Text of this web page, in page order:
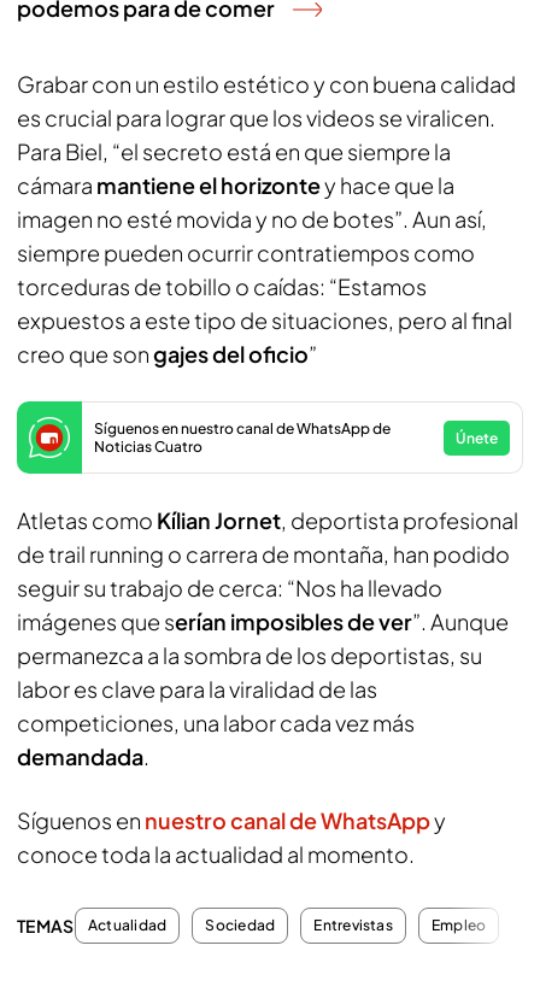
podemos para de comer
Grabar con un estilo estético y con buena calidad
es crucial para lograr que los videos se viralicen.
Para Biel, “el secreto está en que siempre la
cámara mantiene el horizontey hace que la
imagen no esté movida y no de botes”. Aun así,
siempre pueden ocurrir contratiempos como
torceduras de tobillo o caídas: “Estamos
expuestos a este tipo de situaciones, pero al final
creo que songajes del oficio”
Síguenos en nuestro canal de WhatsApp de
Noticias Cuatro
Únete
Atletas como Kílian Jornet, deportista profesional
de trail running o carrera de montaña, han podido
seguir su trabajo de cerca: “Nos ha llevado
imágenes que serían imposibles de ver”. Aunque
permanezca a la sombra de los deportistas, su
labor es clave para la viralidad de las
competiciones, una labor cada vez más
demandada.
Síguenos en nuestro canal de WhatsAppy
conoce toda la actualidad al momento.
TEMAS Actualidad Sociedad Entrevistas Empleo